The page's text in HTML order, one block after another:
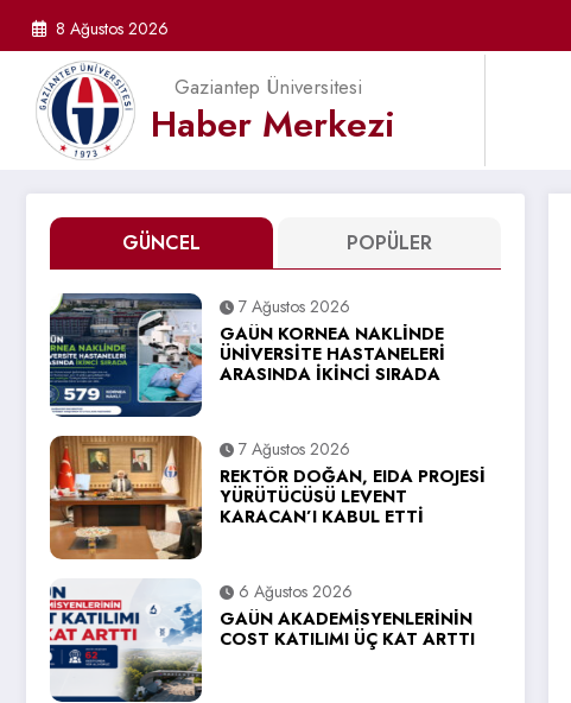
8 Ağustos 2026
Gaziantep Üniversitesi
Haber Merkezi
GÜNCEL POPÜLER
7 Ağustos 2026
GAÜN KORNEA NAKLİNDE
ÜNİVERSİTE HASTANELERİ
ARASINDA İKİNCİ SIRADA
7 Ağustos 2026
REKTÖR DOĞAN, EIDA PROJESİ
YÜRÜTÜCÜSÜ LEVENT
KARACAN’I KABUL ETTİ
6 Ağustos 2026
GAÜN AKADEMİSYENLERİNİN
COST KATILIMI ÜÇ KAT ARTTI